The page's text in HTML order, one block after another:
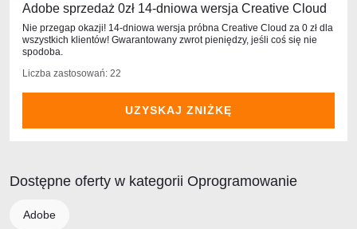
Adobe sprzedaż 0zł 14-dniowa wersja Creative Cloud
Nie przegap okazji! 14-dniowa wersja próbna Creative Cloud za 0 zł dla
wszystkich klientów! Gwarantowany zwrot pieniędzy, jeśli coś się nie
spodoba.
Liczba zastosowań: 22
UZYSKAJ ZNIŻKĘ
Dostępne oferty w kategorii Oprogramowanie
Adobe